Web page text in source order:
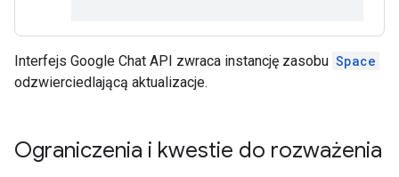
Interfejs Google Chat API zwraca instancję zasobu Space
odzwierciedlającą aktualizacje.
Ograniczenia i kwestie do rozważenia